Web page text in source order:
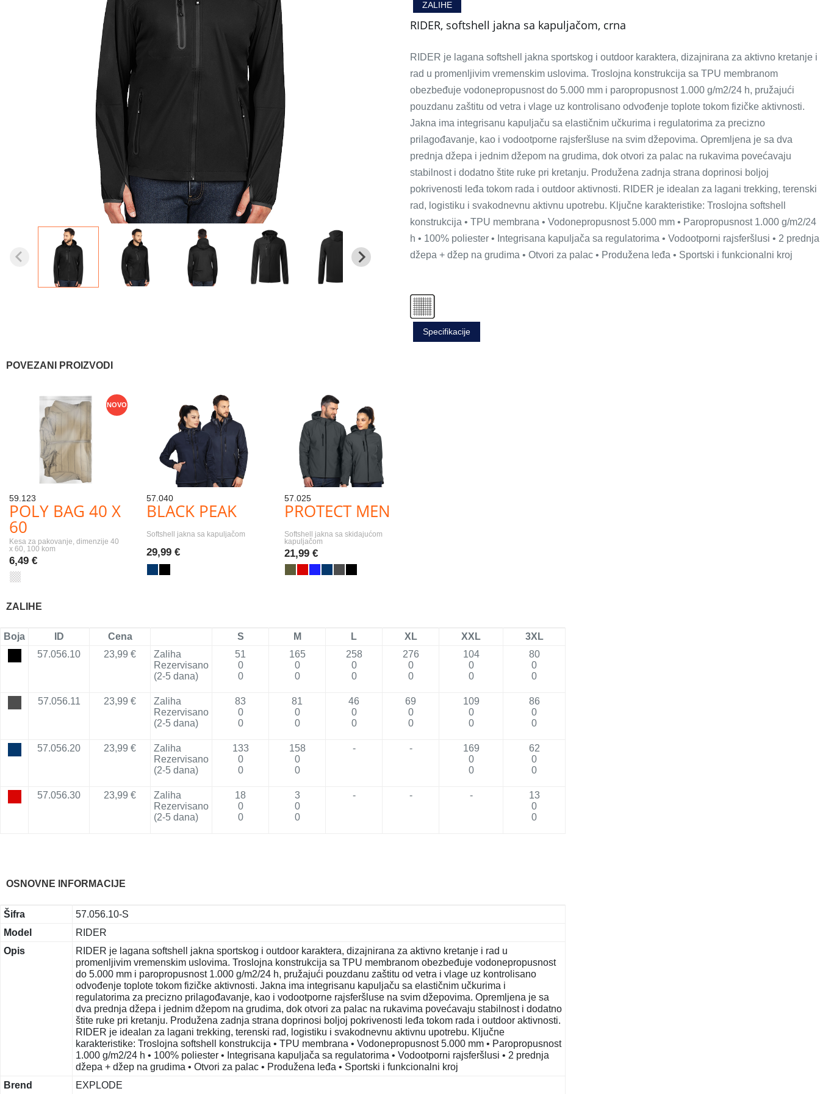
ZALIHE
RIDER, softshell jakna sa kapuljačom, crna
RIDER je lagana softshell jakna sportskog i outdoor karaktera, dizajnirana za aktivno kretanje i
rad u promenljivim vremenskim uslovima. Troslojna konstrukcija sa TPU membranom
obezbeđuje vodonepropusnost do 5.000 mm i paropropusnost 1.000 g/m2/24 h, pružajući
pouzdanu zaštitu od vetra i vlage uz kontrolisano odvođenje toplote tokom fizičke aktivnosti.
Jakna ima integrisanu kapuljaču sa elastičnim učkurima i regulatorima za precizno
prilagođavanje, kao i vodootporne rajsferšluse na svim džepovima. Opremljena je sa dva
prednja džepa i jednim džepom na grudima, dok otvori za palac na rukavima povećavaju
stabilnost i dodatno štite ruke pri kretanju. Produžena zadnja strana doprinosi boljoj
pokrivenosti leđa tokom rada i outdoor aktivnosti. RIDER je idealan za lagani trekking, terenski
rad, logistiku i svakodnevnu aktivnu upotrebu. Ključne karakteristike: Troslojna softshell
konstrukcija • TPU membrana • Vodonepropusnost 5.000 mm • Paropropusnost 1.000 g/m2/24
h • 100% poliester • Integrisana kapuljača sa regulatorima • Vodootporni rajsferšlusi • 2 prednja
džepa + džep na grudima • Otvori za palac • Produžena leđa • Sportski i funkcionalni kroj
Specifikacije
POVEZANI PROIZVODI
NOVO
59.123
POLY BAG 40 X
60
Kesa za pakovanje, dimenzije 40
x 60, 100 kom
6,49 €
57.040
BLACK PEAK
Softshell jakna sa kapuljačom
29,99 €
57.025
PROTECT MEN
Softshell jakna sa skidajućom
kapuljačom
21,99 €
ZALIHE
Boja ID Cena S M L XL XXL
3XL
57.056.10
23,99 €
Zaliha
Rezervisano
(2-5 dana)
51
0
0
165
0
0
258
0
0
276
0
0
104
0
0
80
0
0
57.056.11 23,99 €
Zaliha
Rezervisano
(2-5 dana)
83
0
0
81
0
0
46
0
0
69
0
0
109
0
0
86
0
0
57.056.20 23,99 €
Zaliha
Rezervisano
(2-5 dana)
133
0
0
158
0
0
- -
169
0
0
62
0
0
57.056.30 23,99 €
Zaliha
Rezervisano
(2-5 dana)
18
0
0
3
0
0
- - -
13
0
0
OSNOVNE INFORMACIJE
Šifra
57.056.10-S
Model
RIDER
Opis
RIDER je lagana softshell jakna sportskog i outdoor karaktera, dizajnirana za aktivno kretanje i rad u
promenljivim vremenskim uslovima. Troslojna konstrukcija sa TPU membranom obezbeđuje vodonepropusnost
do 5.000 mm i paropropusnost 1.000 g/m2/24 h, pružajući pouzdanu zaštitu od vetra i vlage uz kontrolisano
odvođenje toplote tokom fizičke aktivnosti. Jakna ima integrisanu kapuljaču sa elastičnim učkurima i
regulatorima za precizno prilagođavanje, kao i vodootporne rajsferšluse na svim džepovima. Opremljena je sa
dva prednja džepa i jednim džepom na grudima, dok otvori za palac na rukavima povećavaju stabilnost i dodatno
štite ruke pri kretanju. Produžena zadnja strana doprinosi boljoj pokrivenosti leđa tokom rada i outdoor aktivnosti.
RIDER je idealan za lagani trekking, terenski rad, logistiku i svakodnevnu aktivnu upotrebu. Ključne
karakteristike: Troslojna softshell konstrukcija • TPU membrana • Vodonepropusnost 5.000 mm • Paropropusnost
1.000 g/m2/24 h • 100% poliester • Integrisana kapuljača sa regulatorima • Vodootporni rajsferšlusi • 2 prednja
džepa + džep na grudima • Otvori za palac • Produžena leđa • Sportski i funkcionalni kroj
Brend
EXPLODE